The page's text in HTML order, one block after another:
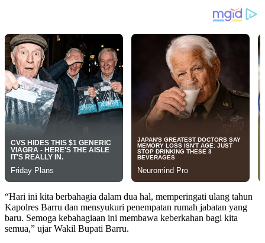
“Hari ini kita berbahagia dalam dua hal, memperingati ulang tahun
Kapolres Barru dan mensyukuri penempatan rumah jabatan yang
baru. Semoga kebahagiaan ini membawa keberkahan bagi kita
semua,” ujar Wakil Bupati Barru.